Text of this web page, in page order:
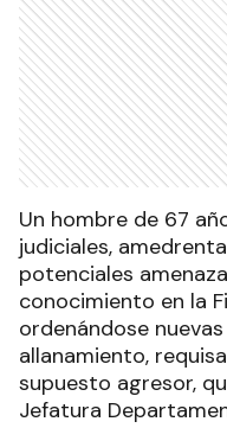
Un hombre de 67
judiciales,
potenciales
conocimiento en la
ordenándose
allanamiento,
supuesto agresor,
Jefatura